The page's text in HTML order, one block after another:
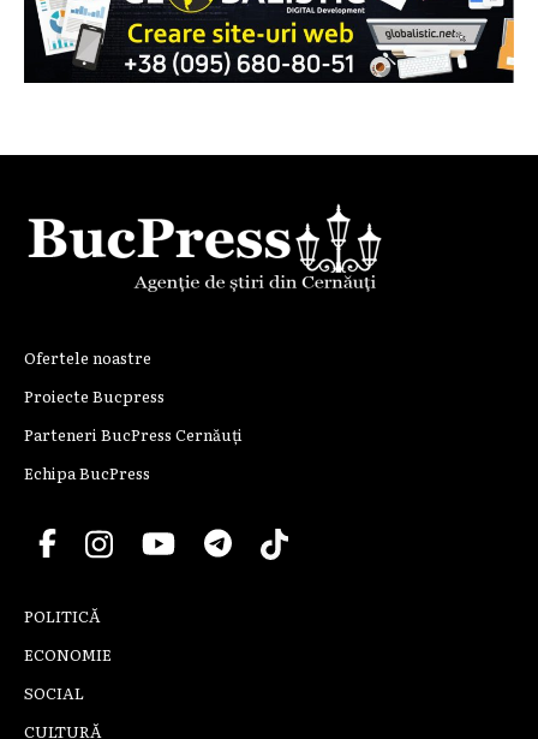
Ofertele noastre
Proiecte Bucpress
Parteneri BucPress Cernăuți
Echipa BucPress
POLITICĂ
ECONOMIE
SOCIAL
CULTURĂ